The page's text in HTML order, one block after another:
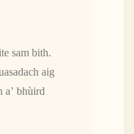
sam bith.
aig
a’ bhùird